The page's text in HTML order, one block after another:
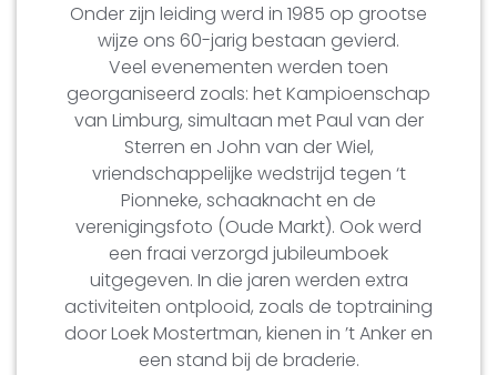
Onder zijn leiding werd in 1985 op grootse
wijze ons 60-jarig bestaan gevierd.
Veel evenementen werden toen
georganiseerd zoals: het Kampioenschap
van Limburg, simultaan met Paul van der
Sterren en John van der Wiel,
vriendschappelijke wedstrijd tegen ‘t
Pionneke, schaaknacht en de
verenigingsfoto (Oude Markt). Ook werd
een fraai verzorgd jubileumboek
uitgegeven. In die jaren werden extra
activiteiten ontplooid, zoals de toptraining
door Loek Mostertman, kienen in ’t Anker en
een stand bij de braderie.